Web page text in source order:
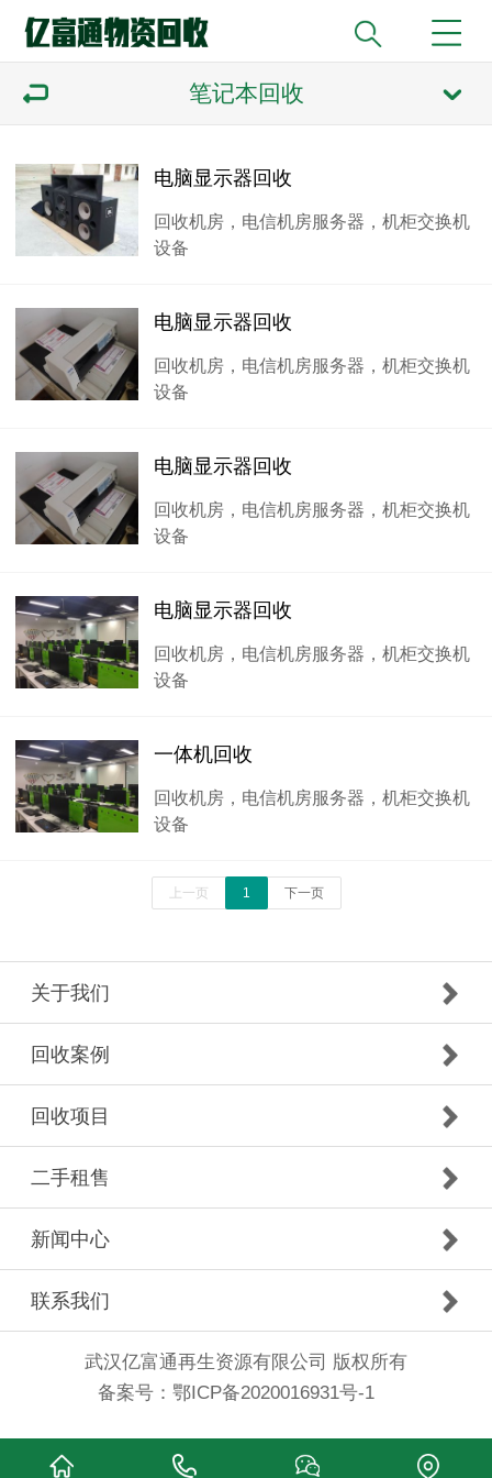
笔记本回收
电脑显示器回收
回收机房，电信机房服务器，机柜交换机
设备
电脑显示器回收
回收机房，电信机房服务器，机柜交换机
设备
电脑显示器回收
回收机房，电信机房服务器，机柜交换机
设备
电脑显示器回收
回收机房，电信机房服务器，机柜交换机
设备
一体机回收
回收机房，电信机房服务器，机柜交换机
设备
上一页 1 下一页
关于我们
回收案例
回收项目
二手租售
新闻中心
联系我们
武汉亿富通再生资源有限公司 版权所有
备案号：鄂ICP备2020016931号-1